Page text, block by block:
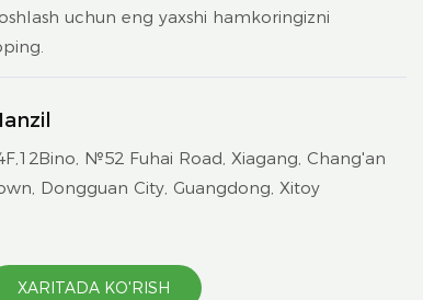
uchun eng yaxshi hamkoringizni
№52 Fuhai Road, Xiagang, Chang'an
Dongguan City, Guangdong, Xitoy
XARITADA KO'RISH